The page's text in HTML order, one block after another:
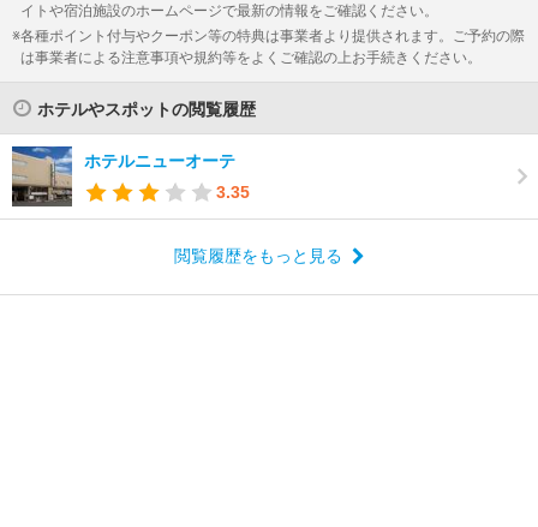
イトや宿泊施設のホームページで最新の情報をご確認ください。
各種ポイント付与やクーポン等の特典は事業者より提供されます。ご予約の際
は事業者による注意事項や規約等をよくご確認の上お手続きください。
ホテルやスポットの閲覧履歴
ホテルニューオーテ
3.35
閲覧履歴をもっと見る